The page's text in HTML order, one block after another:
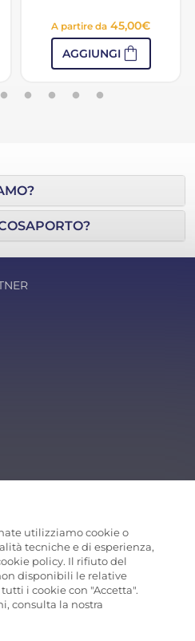
A partire da 45,00€
AGGIUNGIshopping_bag
utilizziamo cookie o
tecniche e di esperienza,
policy. Il rifiuto del
disponibili le relative
i cookie con "Accetta".
consulta la nostra